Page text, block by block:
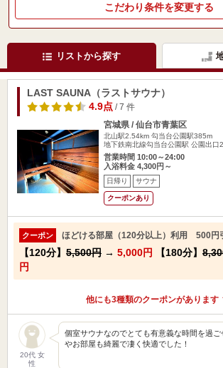
こだわり条件を変更する
リストから探す
LAST SAUNA（ラストサウナ）
4.9点/ 7 件
宮城県 / 仙台市青葉区
北山駅2.54km 勾当台公園駅385m
地下鉄南北線勾当台公園駅 公園出口
営業時間 10:00～24:00
入浴料金 4,300円～
日帰り サウナ
クーポンあり
クーポン ほどける部屋（120分以上）利用 500円
【120分】 5,500円 → 5,000円 【180分】
円
他にも3種類のクーポンがあります
20代 女
性
個室サウナなのでとても有意義な時間を過
やお部屋も綺麗で凄く快適でした！